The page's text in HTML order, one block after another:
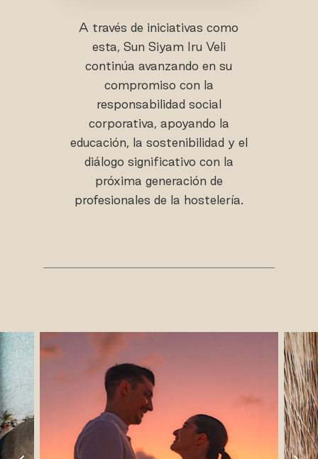
A través de iniciativas como
esta, Sun Siyam Iru Veli
continúa avanzando en su
compromiso con la
responsabilidad social
corporativa, apoyando la
educación, la sostenibilidad y el
diálogo significativo con la
próxima generación de
profesionales de la hostelería.